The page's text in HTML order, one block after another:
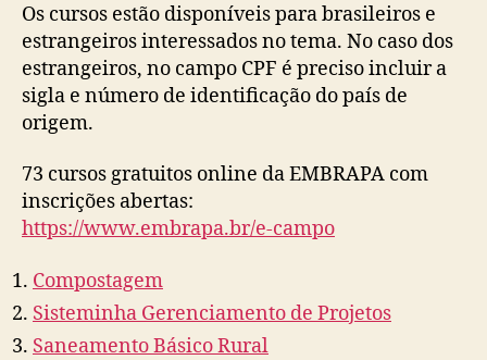
Os cursos estão disponíveis para brasileiros e
estrangeiros interessados no tema. No caso dos
estrangeiros, no campo CPF é preciso incluir a
sigla e número de identificação do país de
origem.
73 cursos gratuitos online da EMBRAPA com
inscrições abertas:
https://www.embrapa.br/e-campo
Compostagem
Sisteminha Gerenciamento de Projetos
Saneamento Básico Rural